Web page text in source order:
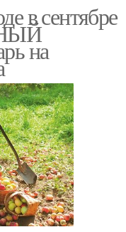
в сентябре
на